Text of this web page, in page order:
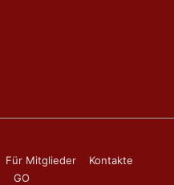
Für Mitglieder
Kontakte
GO